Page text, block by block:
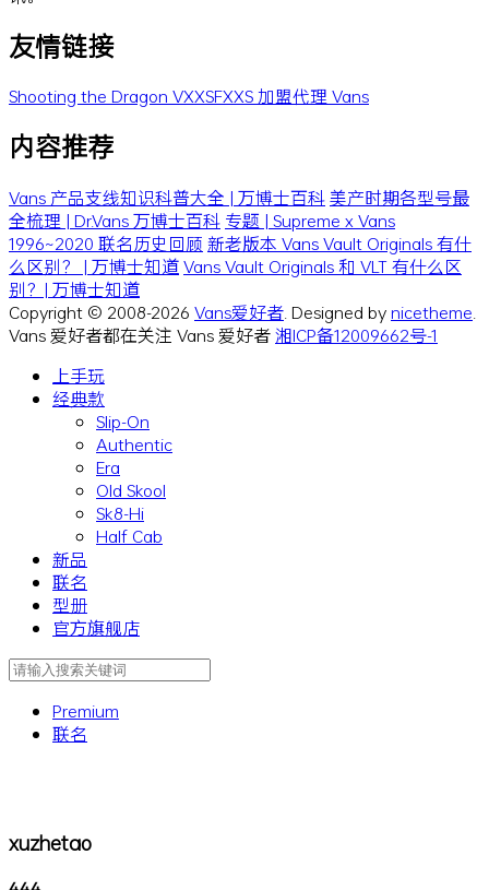
友情链接
Shooting the Dragon VXXSFXXS加盟代理 Vans
内容推荐
Vans 产品支线知识科普大全 | 万博士百科美产时期各型号最
全梳理 | Dr.Vans 万博士百科 专题 | Supreme x Vans
1996~2020 联名历史回顾 新老版本 Vans Vault Originals 有什
么区别？ | 万博士知道Vans Vault Originals 和 VLT 有什么区
别？| 万博士知道
Copyright © 2008-2026 Vans爱好者. Designed bynicetheme.
Vans 爱好者都在关注 Vans 爱好者湘ICP备12009662号-1
上手玩
经典款
Slip-On
Authentic
Era
Old Skool
Sk8-Hi
Half Cab
新品
联名
型册
官方旗舰店
Premium
联名
xuzhetao